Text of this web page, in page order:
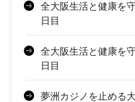
全大阪生活と健康を
日目
全大阪生活と健康を
日目
夢洲カジノを止める